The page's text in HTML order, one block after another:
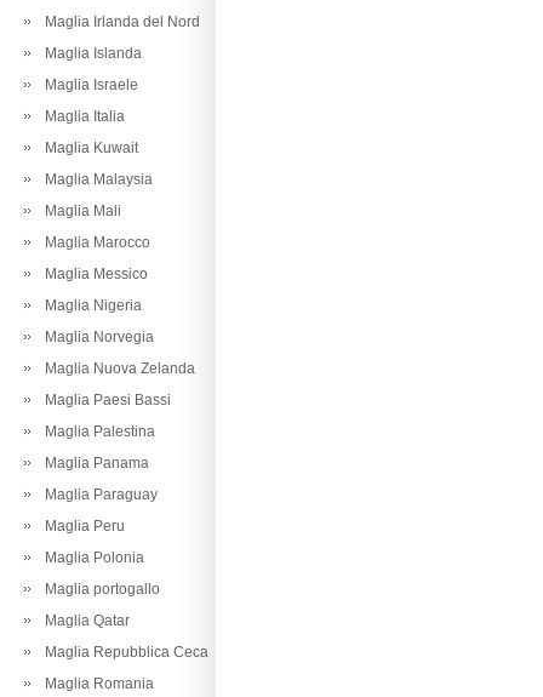
Maglia Irlanda del Nord
Maglia Islanda
Maglia Israele
Maglia Italia
Maglia Kuwait
Maglia Malaysia
Maglia Mali
Maglia Marocco
Maglia Messico
Maglia Nigeria
Maglia Norvegia
Maglia Nuova Zelanda
Maglia Paesi Bassi
Maglia Palestina
Maglia Panama
Maglia Paraguay
Maglia Peru
Maglia Polonia
Maglia portogallo
Maglia Qatar
Maglia Repubblica Ceca
Maglia Romania